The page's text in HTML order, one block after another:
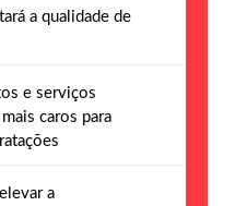
a qualidade de
e serviços
caros para
a